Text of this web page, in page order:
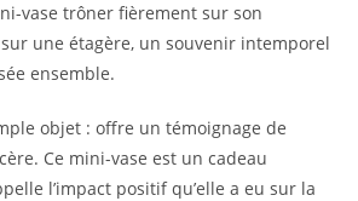
vase trôner fièrement sur son
une étagère, un souvenir intemporel
ensemble.
objet : offre un témoignage de
Ce mini-vase est un cadeau
l’impact positif qu’elle a eu sur la